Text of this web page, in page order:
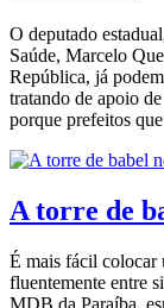
O deputado
Saúde, Marcelo
República, já
tratando de apoio
porque prefeitos
A torre de
É mais fácil colocar
fluentemente entre
MDB da Paraíba,